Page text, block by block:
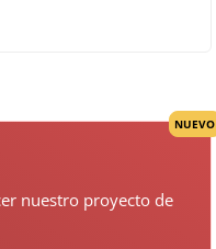
NUEVO
nuestro proyecto de